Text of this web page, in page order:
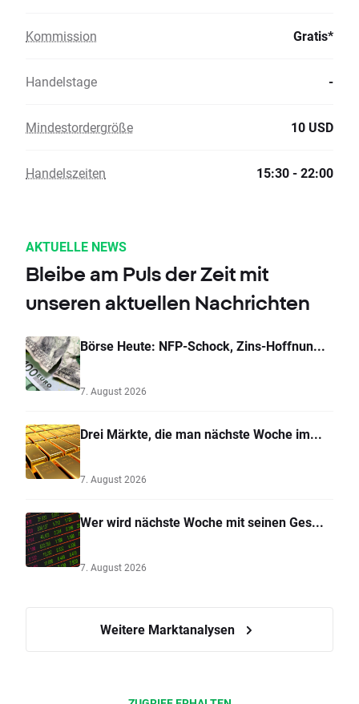
Kommission Gratis*
Handelstage -
Mindestordergröße 10 USD
Handelszeiten 15:30 - 22:00
AKTUELLE NEWS
Bleibe am Puls der Zeit mit
unseren aktuellen Nachrichten
Börse Heute: NFP-Schock, Zins-Hoffnun...
7. August 2026
Drei Märkte, die man nächste Woche im...
7. August 2026
Wer wird nächste Woche mit seinen Ges...
7. August 2026
Weitere Marktanalysen